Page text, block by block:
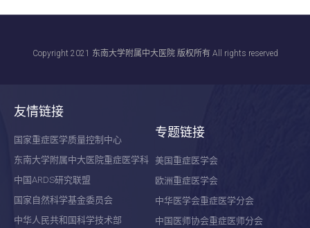
Copyright 2021 东南大学附属中大医院 版权所有 All rights reserved
友情链接
国家重症医学质量控制中心
东南大学附属中大医院重症医学科
中国ARDS研究联盟
国家自然科学基金委员会
中华人民共和国科学技术部
专题链接
美国重症医学会
欧洲重症医学会
中华医学会重症医学分会
中国医师协会重症医师分会